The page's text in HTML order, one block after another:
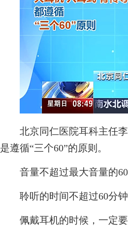
北京同仁医院耳科主任李
是遵循“三个60”的原则。
音量不超过最大音量的
聆听的时间不超过60分钟
佩戴耳机的时候，一定要